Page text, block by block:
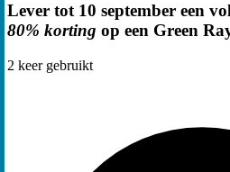
Lever tot 10 september een
80% korting op een Green
2 keer gebruikt